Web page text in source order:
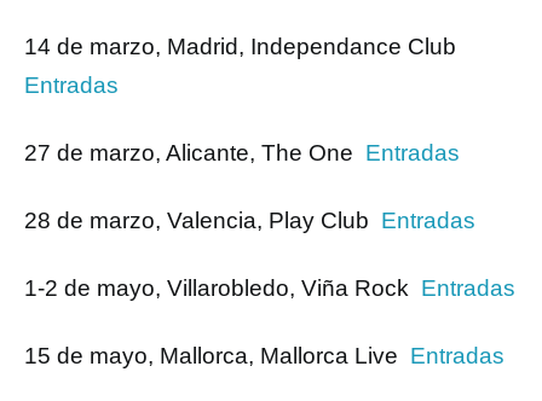
14 de marzo, Madrid, Independance Club
Entradas
27 de marzo, Alicante, The One Entradas
28 de marzo, Valencia, Play Club Entradas
1-2 de mayo, Villarobledo, Viña Rock Entradas
15 de mayo, Mallorca, Mallorca Live Entradas